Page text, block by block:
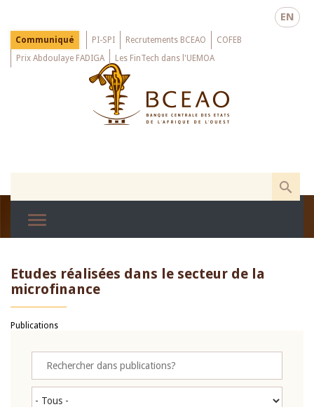
main
EN
Menu
Top
Communiqué PI-SPI Recrutements BCEAO
COFEB
Prix Abdoulaye FADIGA
Les FinTech dans l'UEMOA
Etudes réalisées dans le secteur de la
microfinance
Publications